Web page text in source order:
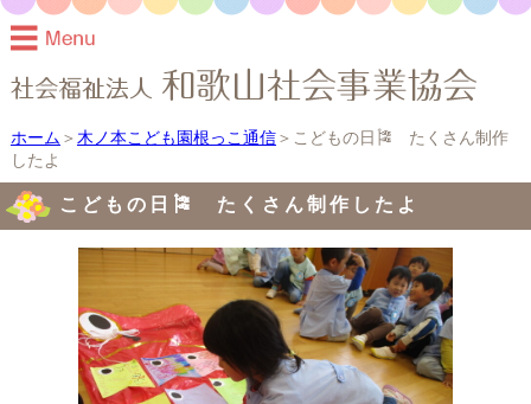
ホーム ＞ 木ノ本こども園根っこ通信＞こどもの日🎏 たくさん制作
したよ
こどもの日🎏 たくさん制作したよ